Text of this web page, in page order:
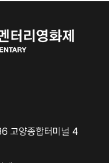
고양종합터미널 4